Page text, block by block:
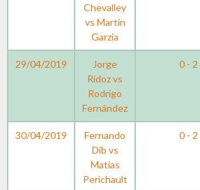
Chevalley
vs Martín
Garzia
29/04/2019
Jorge
Ridoz vs
Rodrigo
Fernández
0 - 2
30/04/2019
Fernando
Dib vs
Matias
Perichault
0 - 2